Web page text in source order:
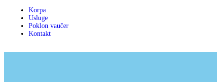
Korpa
Usluge
Poklon vaučer
Kontakt